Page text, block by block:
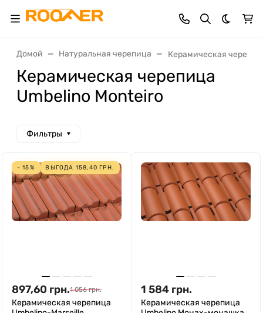
Темная
Домой Натуральная черепица Керамическая
Керамическая черепица
Umbelino Monteiro
Фильтры
- 15% ВЫГОДА 158,40 ГРН.
897,60 грн.1 056 грн.
Керамическая черепица
1 584 грн.
Керамическая черепица